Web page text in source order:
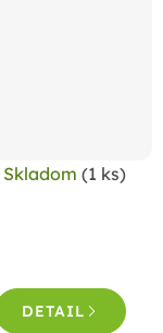
Skladom (1 ks)
DETAIL